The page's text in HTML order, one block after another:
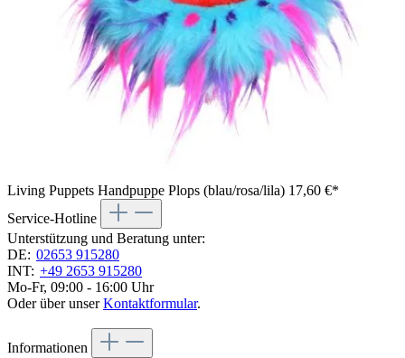
Living Puppets Handpuppe Plops (blau/rosa/lila) 17,60 €*
Service-Hotline
Unterstützung und Beratung unter:
DE: 02653 915280
INT: +49 2653 915280
Mo-Fr, 09:00 - 16:00 Uhr
Oder über unserKontaktformular.
Informationen